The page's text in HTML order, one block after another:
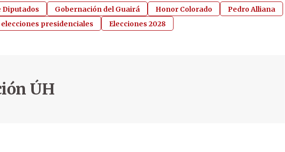
Diputados Gobernación del Guairá Honor Colorado
Pedro Alliana
elecciones presidenciales Elecciones 2028
ÚH